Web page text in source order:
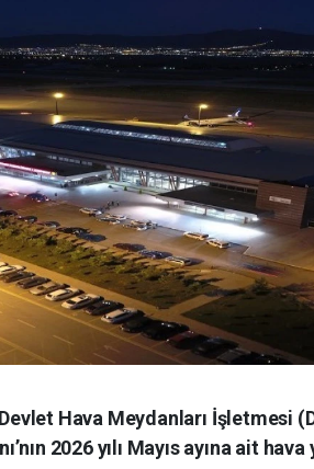
Hava Meydanları İşletmesi
2026 yılı Mayıs ayına ait